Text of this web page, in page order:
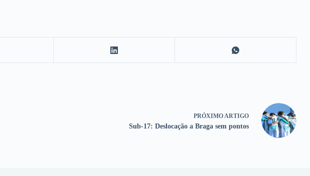
PRÓXIMO ARTIGO
Sub-17: Deslocação a Braga sem pontos